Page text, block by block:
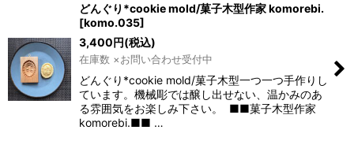
どんぐり*cookie mold/菓子木型作家 komorebi.
[komo.035]
3,400円(税込)
在庫数 ×お問い合わせ受付中
どんぐり*cookie mold/菓子木型一つ一つ手作りし
ています。機械彫では醸し出せない、温かみのあ
る雰囲気をお楽しみ下さい。 ■■菓子木型作家
komorebi.■■ …